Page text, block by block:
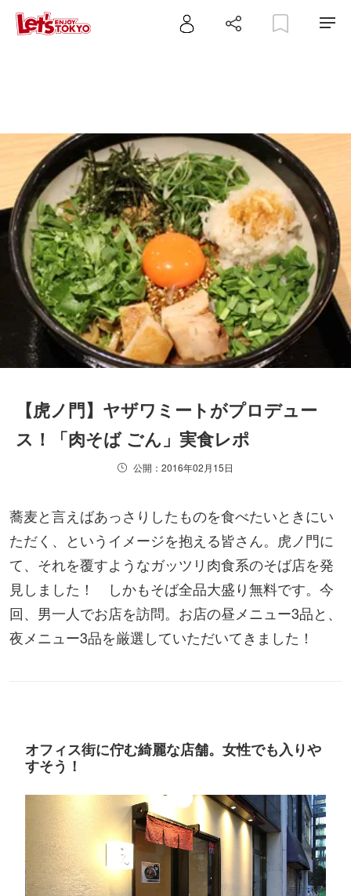
【虎ノ門】ヤザワミートがプロデュー
ス！「肉そば ごん」実食レポ
公開：2016年02月15日
蕎麦と言えばあっさりしたものを食べたいときにい
ただく、というイメージを抱える皆さん。虎ノ門に
て、それを覆すようなガッツリ肉食系のそば店を発
見しました！ しかもそば全品大盛り無料です。今
回、男一人でお店を訪問。お店の昼メニュー3品と、
夜メニュー3品を厳選していただいてきました！
オフィス街に佇む綺麗な店舗。女性でも入りや
すそう！